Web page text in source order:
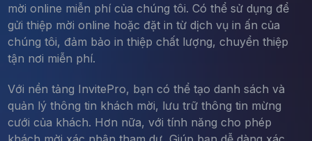
mời online miễn phí của chúng tôi. Có thể sử dụng để
gửi thiệp mời online hoặc đặt in từ dịch vụ in ấn của
chúng tôi, đảm bảo in thiệp chất lượng, chuyển thiệp
tận nơi miễn phí.
Với nền tảng InvitePro, bạn có thể tạo danh sách và
quản lý thông tin khách mời, lưu trữ thông tin mừng
cưới của khách. Hơn nữa, với tính năng cho phép